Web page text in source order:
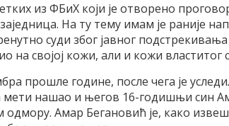
из ФБиХ који је отворено
заједница. На ту тему имам је раније
суди због јавног
на својој кожи, али и кожи властитог
прошле године, после чега је
мети нашао и његов 16-годишњи син
Амар Бегановић је, како